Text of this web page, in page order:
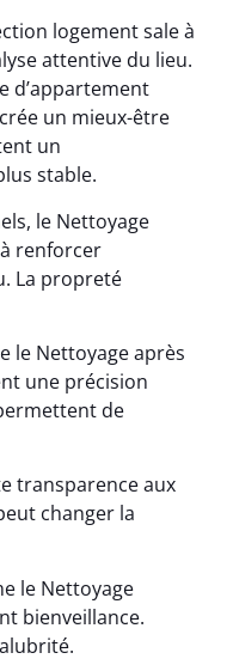
logement sale à
attentive du lieu.
d’appartement
un mieux-être
un
stable.
le Nettoyage
renforcer
La propreté
le Nettoyage après
une précision
de
transparence aux
changer la
le Nettoyage
bienveillance.